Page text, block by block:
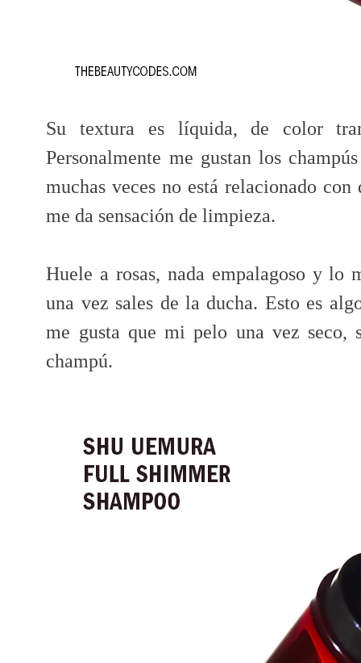
Su textura es líquida, de color
Personalmente me gustan los
muchas veces no está relacionado
me da sensación de limpieza.
Huele a rosas, nada empalagoso y lo
una vez sales de la ducha. Esto es
me gusta que mi pelo una vez seco,
champú.